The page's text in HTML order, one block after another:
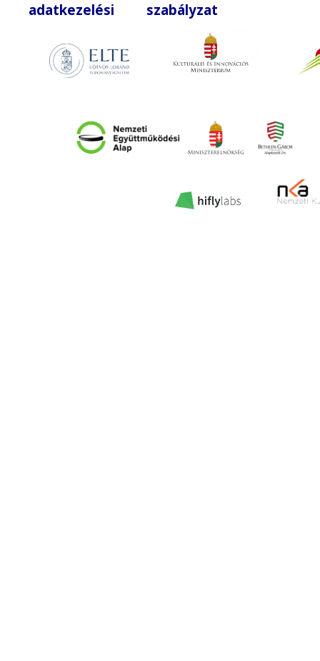
adatkezelési szabályzat